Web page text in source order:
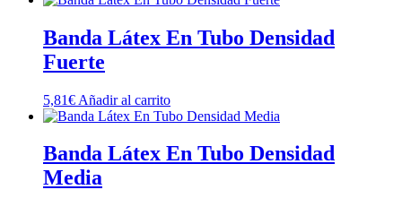
Banda Látex En Tubo Densidad
Fuerte
5,81€ Añadir al carrito
Banda Látex En Tubo Densidad
Media